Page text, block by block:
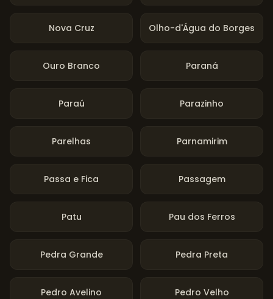
Nova Cruz Olho-d'Água do Borges
Ouro Branco Paraná
Paraú Parazinho
Parelhas Parnamirim
Passa e Fica Passagem
Patu Pau dos Ferros
Pedra Grande Pedra Preta
Pedro Avelino Pedro Velho